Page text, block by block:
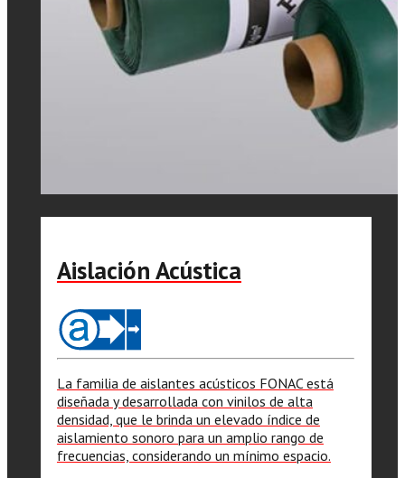
Aislación Acústica
La familia de aislantes acústicos FONAC está
diseñada y desarrollada con vinilos de alta
densidad, que le brinda un elevado índice de
aislamiento sonoro para un amplio rango de
frecuencias, considerando un mínimo espacio.